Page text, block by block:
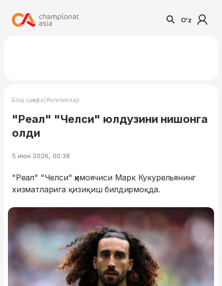
O'z
Бош саҳифа/Янгиликлар
"Реал" "Челси" юлдузини нишонга
олди
5 июн 2026, 00:38
"Реал" "Челси" ҳимоячиси Марк Кукурельянинг
хизматларига қизиқиш билдирмоқда.